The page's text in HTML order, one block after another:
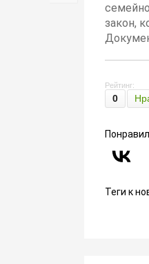
закон,
Рейтинг:
0
Теги к